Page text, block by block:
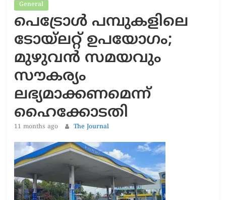
Unfolding
The
General
പെട്രോൾ പമ്പുകളിലെ
ടോയ്‌ലറ്റ് ഉപയോഗം;
മുഴുവൻ സമയവും
സൗകര്യം
ലഭ്യമാക്കണമെന്ന്
ഹൈക്കോടതി
11 months ago The Journal